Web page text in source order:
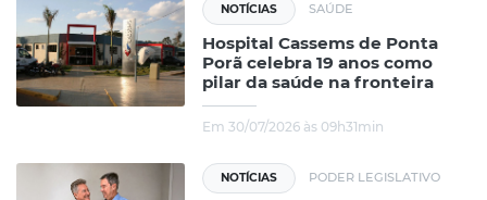
NOTÍCIAS SAÚDE
Hospital Cassems de Ponta
Porã celebra 19 anos como
pilar da saúde na fronteira
Em 30/07/2026 às 09h31min
NOTÍCIAS PODER LEGISLATIVO